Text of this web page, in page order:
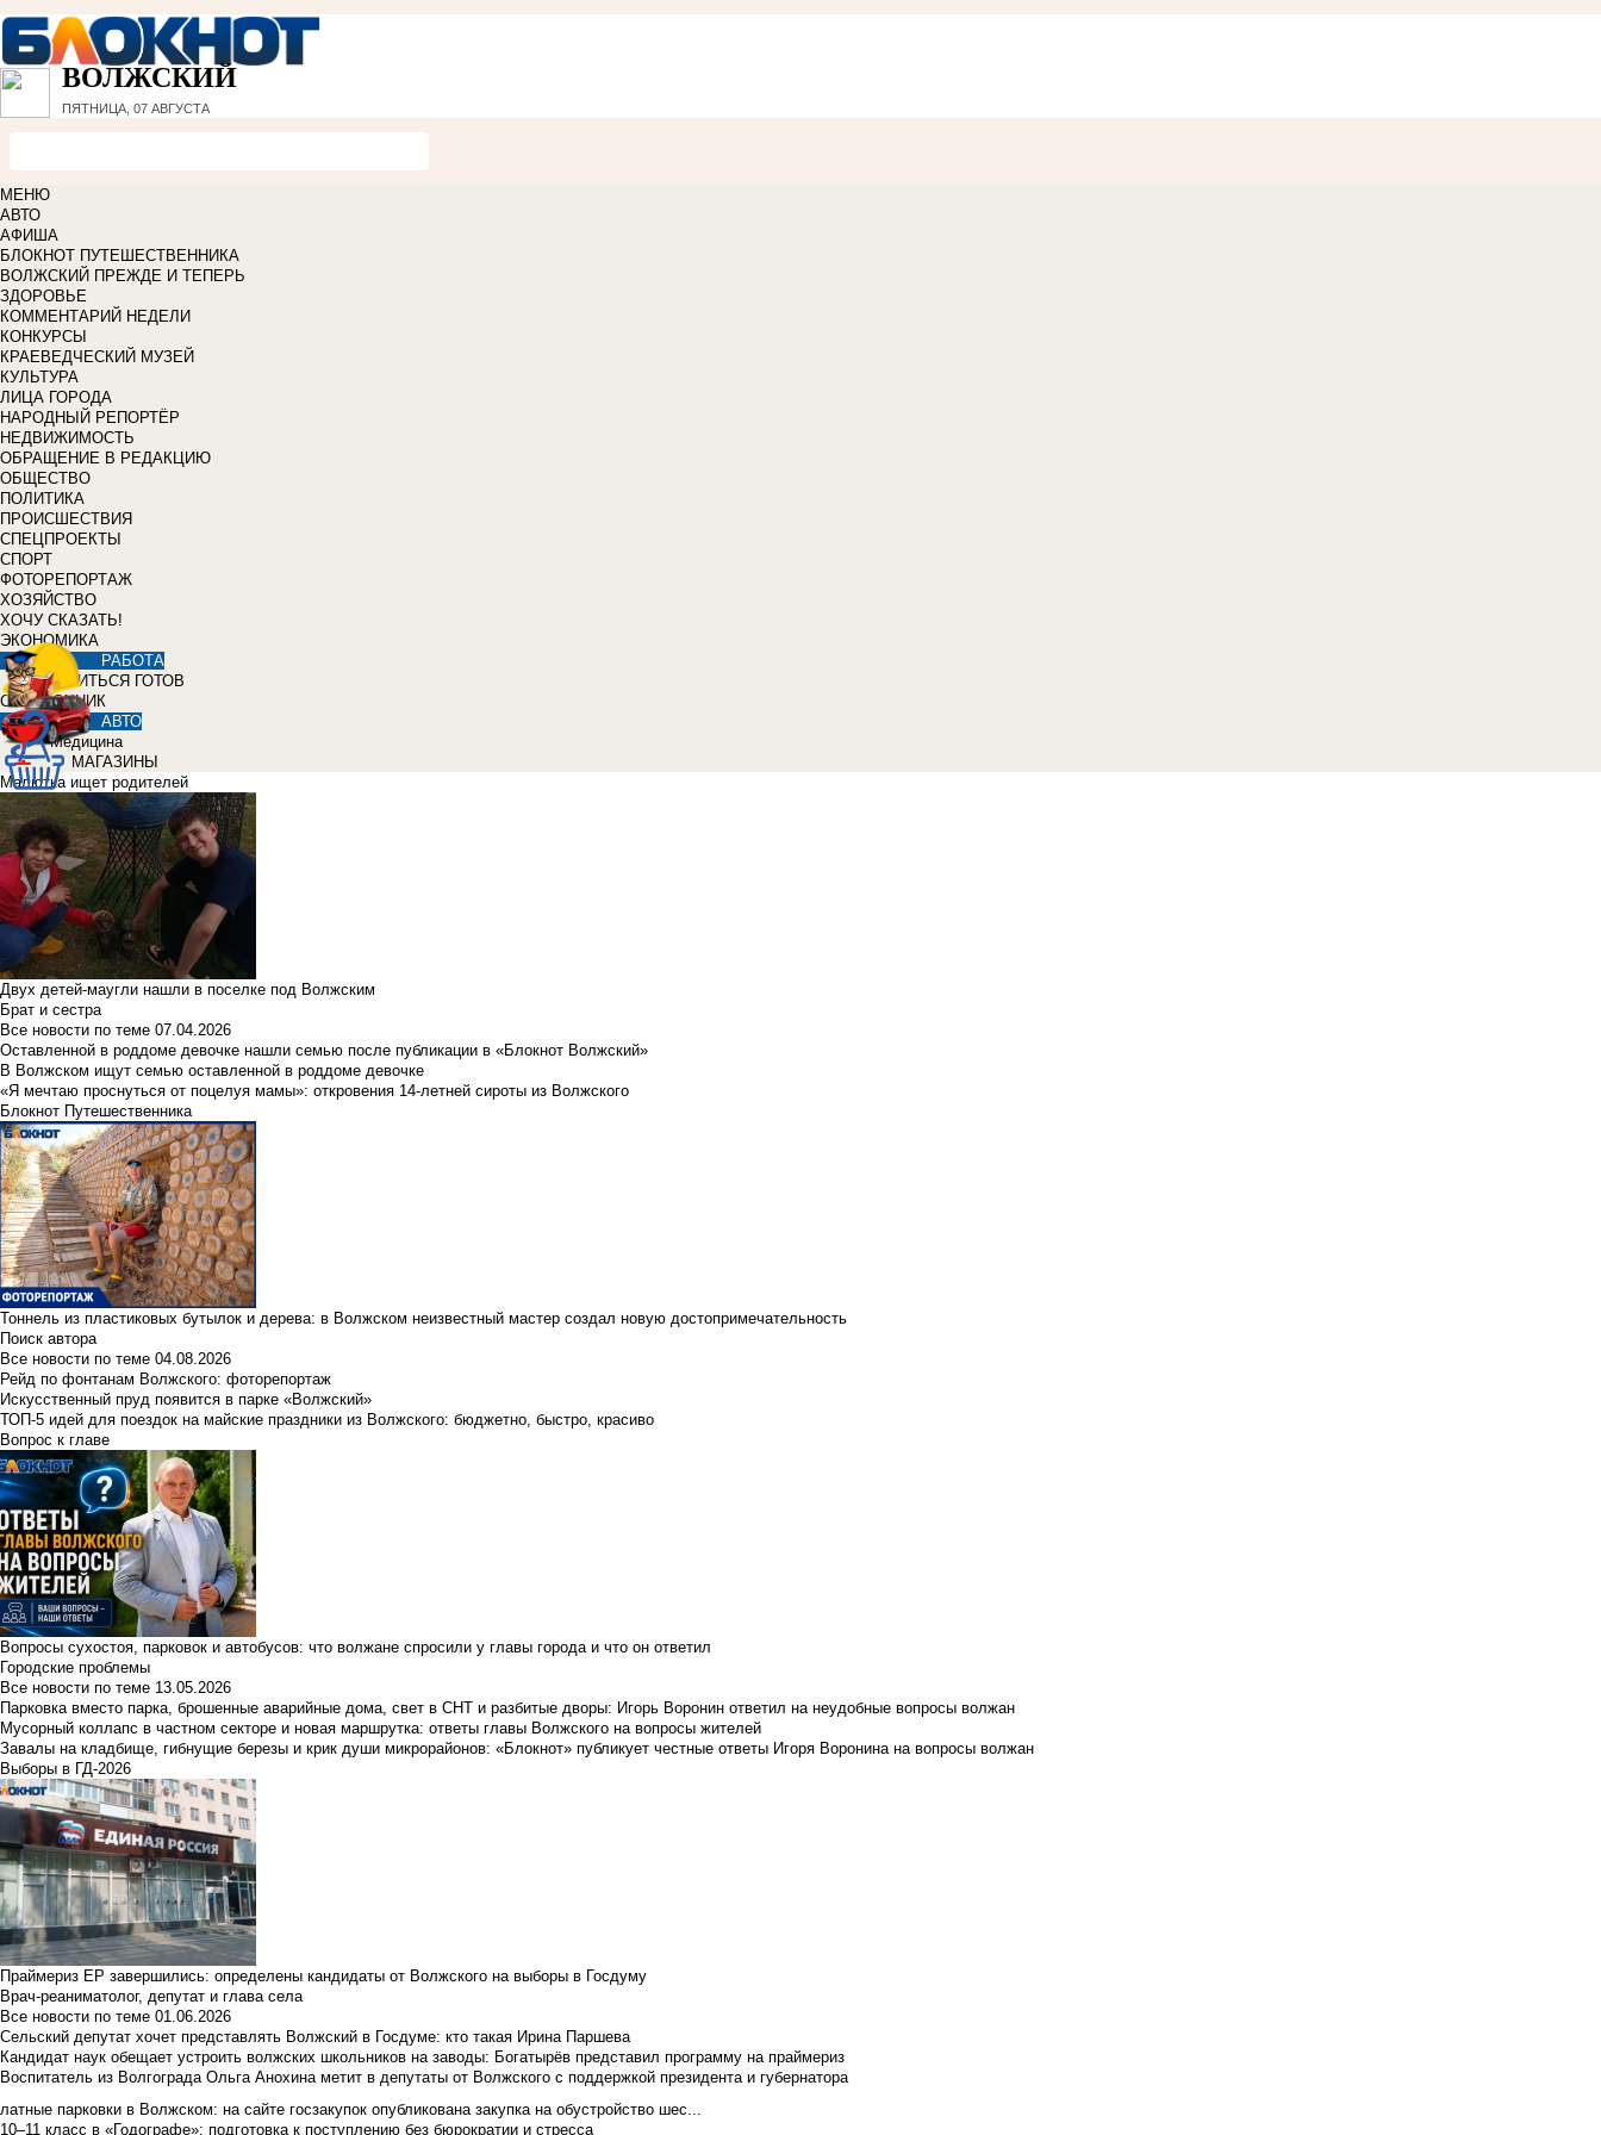
ВОЛЖСКИЙ
ПЯТНИЦА, 07 АВГУСТА
МЕНЮ
АВТО
АФИША
БЛОКНОТ ПУТЕШЕСТВЕННИКА
ВОЛЖСКИЙ ПРЕЖДЕ И ТЕПЕРЬ
ЗДОРОВЬЕ
КОММЕНТАРИЙ НЕДЕЛИ
КОНКУРСЫ
КРАЕВЕДЧЕСКИЙ МУЗЕЙ
КУЛЬТУРА
ЛИЦА ГОРОДА
НАРОДНЫЙ РЕПОРТЁР
НЕДВИЖИМОСТЬ
ОБРАЩЕНИЕ В РЕДАКЦИЮ
ОБЩЕСТВО
ПОЛИТИКА
ПРОИСШЕСТВИЯ
СПЕЦПРОЕКТЫ
СПОРТ
ФОТОРЕПОРТАЖ
ХОЗЯЙСТВО
ХОЧУ СКАЗАТЬ!
ЭКОНОМИКА
РАБОТА
УЧИТЬСЯ ГОТОВ
СПРАВОЧНИК
АВТО
Медицина
МАГАЗИНЫ
Малютка ищет родителей
Двух детей-маугли нашли в поселке под Волжским
Брат и сестра
Все новости по теме 07.04.2026
Оставленной в роддоме девочке нашли семью после публикации в «Блокнот Волжский»
В Волжском ищут семью оставленной в роддоме девочке
«Я мечтаю проснуться от поцелуя мамы»: откровения 14-летней сироты из Волжского
Блокнот Путешественника
Тоннель из пластиковых бутылок и дерева: в Волжском неизвестный мастер создал новую достопримечательность
Поиск автора
Все новости по теме 04.08.2026
Рейд по фонтанам Волжского: фоторепортаж
Искусственный пруд появится в парке «Волжский»
ТОП-5 идей для поездок на майские праздники из Волжского: бюджетно, быстро, красиво
Вопрос к главе
Вопросы сухостоя, парковок и автобусов: что волжане спросили у главы города и что он ответил
Городские проблемы
Все новости по теме 13.05.2026
Парковка вместо парка, брошенные аварийные дома, свет в СНТ и разбитые дворы: Игорь Воронин ответил на неудобные вопросы волжан
Мусорный коллапс в частном секторе и новая маршрутка: ответы главы Волжского на вопросы жителей
Завалы на кладбище, гибнущие березы и крик души микрорайонов: «Блокнот» публикует честные ответы Игоря Воронина на вопросы волжан
Выборы в ГД-2026
Праймериз ЕР завершились: определены кандидаты от Волжского на выборы в Госдуму
Врач-реаниматолог, депутат и глава села
Все новости по теме 01.06.2026
Сельский депутат хочет представлять Волжский в Госдуме: кто такая Ирина Паршева
Кандидат наук обещает устроить волжских школьников на заводы: Богатырёв представил программу на праймериз
Воспитатель из Волгограда Ольга Анохина метит в депутаты от Волжского с поддержкой президента и губернатора
латные парковки в Волжском: на сайте госзакупок опубликована закупка на обустройство шес...
10–11 класс в «Годографе»: подготовка к поступлению без бюрократии и стресса